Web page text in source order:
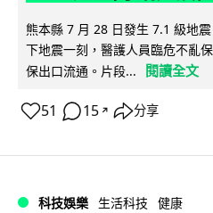
熊本縣 7 月 28 日發生 7.1 級地
下地震一刻，醫護人員臨危不亂
保出口流通。片段...
閱讀全文
51 15 ↗ 分享
科技娛樂 生活科技 健康